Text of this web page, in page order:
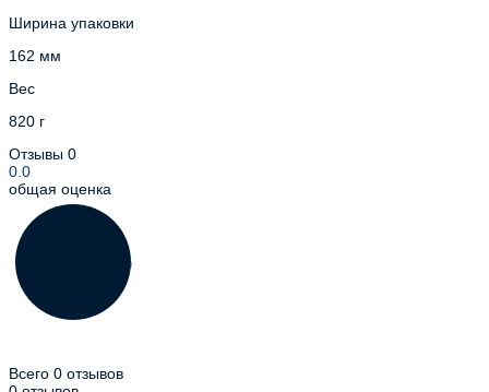
Ширина упаковки
162 мм
Вес
820 г
Отзывы 0
0.0
общая оценка
Всего 0 отзывов